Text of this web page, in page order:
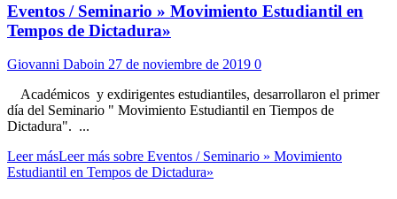
Eventos / Seminario » Movimiento Estudiantil en
Tempos de Dictadura»
Giovanni Daboin 27 de noviembre de 2019 0
Académicos y exdirigentes estudiantiles, desarrollaron el primer
día del Seminario " Movimiento Estudiantil en Tiempos de
Dictadura". ...
Leer másLeer más sobre Eventos / Seminario » Movimiento
Estudiantil en Tempos de Dictadura»